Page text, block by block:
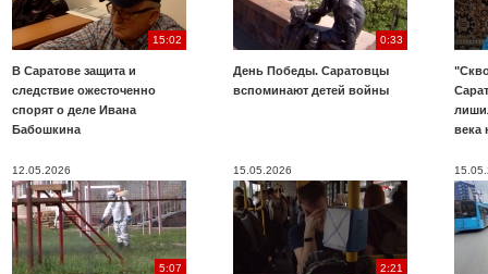
15:02
В Саратове защита и
следствие ожесточенно
спорят о деле Ивана
Бабошкина
0:33
День Победы. Саратовцы
вспоминают детей войны
века
12.05.2026
5:07
15.05.2026
2:21